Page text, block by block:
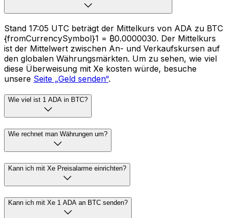
Stand 17:05 UTC beträgt der Mittelkurs von ADA zu BTC
{fromCurrencySymbol}1 = ₿0.0000030. Der Mittelkurs
ist der Mittelwert zwischen An- und Verkaufskursen auf
den globalen Währungsmärkten. Um zu sehen, wie viel
diese Überweisung mit Xe kosten würde, besuche
unsere Seite „Geld senden“.
Wie viel ist 1 ADA in BTC?
Wie rechnet man Währungen um?
Kann ich mit Xe Preisalarme einrichten?
Kann ich mit Xe 1 ADA an BTC senden?